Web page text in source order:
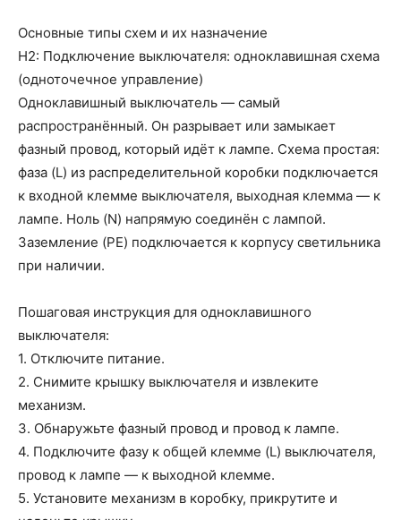
Основные типы схем и их назначение
H2: Подключение выключателя: одноклавишная схема
(одноточечное управление)
Одноклавишный выключатель — самый
распространённый. Он разрывает или замыкает
фазный провод, который идёт к лампе. Схема простая:
фаза (L) из распределительной коробки подключается
к входной клемме выключателя, выходная клемма — к
лампе. Ноль (N) напрямую соединён с лампой.
Заземление (PE) подключается к корпусу светильника
при наличии.
Пошаговая инструкция для одноклавишного
выключателя:
1. Отключите питание.
2. Снимите крышку выключателя и извлеките
механизм.
3. Обнаружьте фазный провод и провод к лампе.
4. Подключите фазу к общей клемме (L) выключателя,
провод к лампе — к выходной клемме.
5. Установите механизм в коробку, прикрутите и